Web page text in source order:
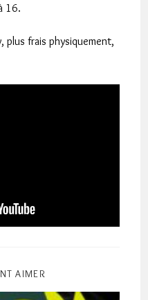
16.
plus frais physiquement,
AIMER